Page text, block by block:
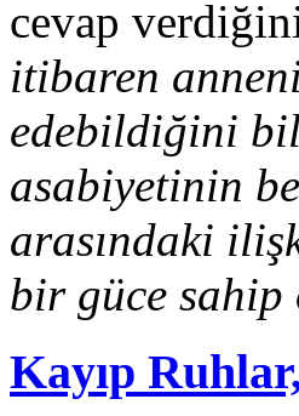
cevap
itibaren
edebildiğini
asabiyetinin
arasındaki
bir güce
Kayıp